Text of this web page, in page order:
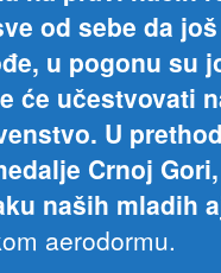
od sebe da
u pogonu su
će učestvovati
U
Crnoj
naših mladih
aerodormu.